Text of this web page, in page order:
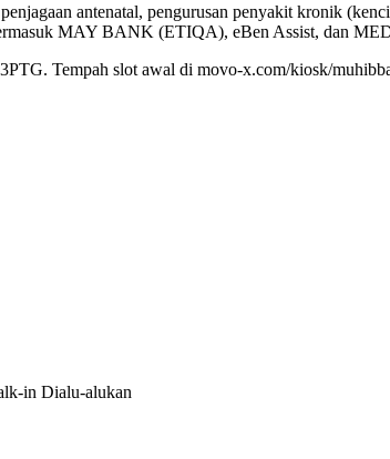
antenatal, pengurusan penyakit kronik
MAY BANK (ETIQA), eBen Assist, dan
Tempah slot awal di movo-x.com/kiosk/
in Dialu-alukan